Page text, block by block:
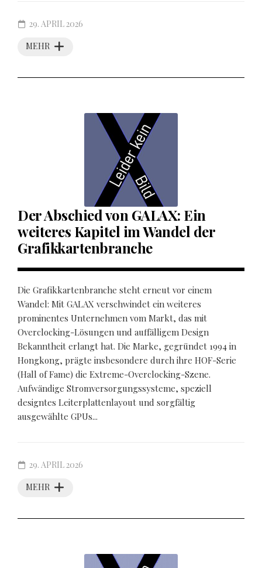
MEHR
29. APRIL 2026
Der Abschied von GALAX: Ein
weiteres Kapitel im Wandel der
Grafikkartenbranche
Die Grafikkartenbranche steht erneut vor einem
Wandel: Mit GALAX verschwindet ein weiteres
prominentes Unternehmen vom Markt, das mit
Overclocking-Lösungen und auffälligem Design
Bekanntheit erlangt hat. Die Marke, gegründet 1994 in
Hongkong, prägte insbesondere durch ihre HOF-Serie
(Hall of Fame) die Extreme-Overclocking-Szene.
Aufwändige Stromversorgungssysteme, speziell
designtes Leiterplattenlayout und sorgfältig
ausgewählte GPUs...
MEHR
29. APRIL 2026